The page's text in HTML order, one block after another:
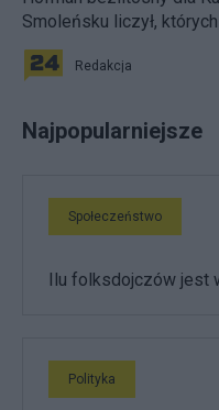
Smoleńsku liczył,
Redakcja
Najpopularniejsze
Społeczeństwo
Ilu folksdojczów jest
Polityka